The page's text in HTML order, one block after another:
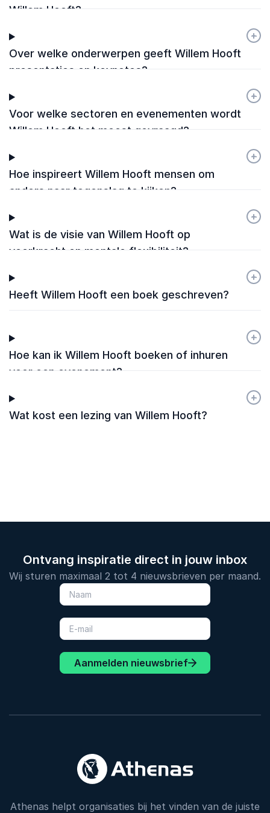
Willem Hooft?
Over welke onderwerpen geeft Willem Hooft
presentaties en keynotes?
+
-
Voor welke sectoren en evenementen wordt
Willem Hooft het meest gevraagd?
+
-
Hoe inspireert Willem Hooft mensen om
anders naar tegenslag te kijken?
+
-
Wat is de visie van Willem Hooft op
veerkracht en mentale flexibiliteit?
+
-
Heeft Willem Hooft een boek geschreven?
+
-
Hoe kan ik Willem Hooft boeken of inhuren
voor een evenement?
+
-
Wat kost een lezing van Willem Hooft?
+
-
Ontvang inspiratie direct in jouw inbox
Wij sturen maximaal 2 tot 4 nieuwsbrieven per maand.
Aanmelden nieuwsbrief
Athenas helpt organisaties bij het vinden van de juiste